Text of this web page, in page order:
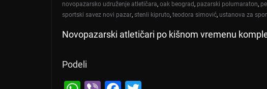
novopazarsko udruženje atletičara, oak beograd, pazarski polumaraton,
sportski savez novi pazar, stenli kipruto, teodora simović, ustanova za
Novopazarski atletičari po kišnom vremenu
Podeli